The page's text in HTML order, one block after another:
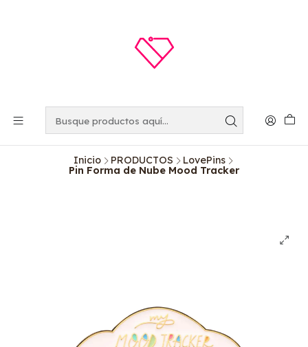
Inicio PRODUCTOS
LovePins
Pin Forma de Nube Mood Tracker